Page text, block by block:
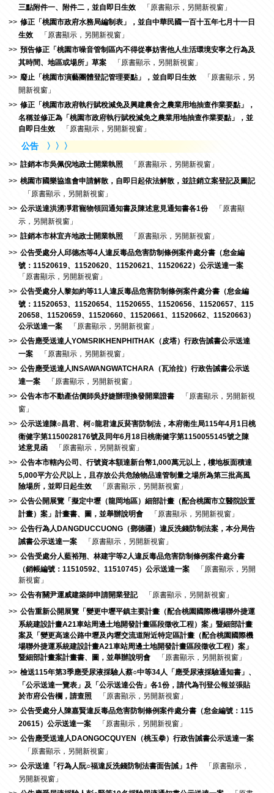
三點附件一、附件二，並自即日生效
「原書顯示，另開新視窗」
修正「桃園市政府水務局編制表」，並自中華民國一百十五年七月十一日
生效
「原書顯示，另開新視窗」
預告修正「桃園市噪音管制區內不得從事妨害他人生活環境安寧之行為及
其時間、地區或場所」草案
「原書顯示，另開新視窗」
廢止「桃園市演藝團體登記管理要點」，並自即日生效
「原書顯示，另
開新視窗」
修正「桃園市政府執行賦稅減免及興建農舍之農業用地抽查作業要點」，
名稱並修正為「桃園市政府執行賦稅減免之農業用地抽查作業要點」，並
自即日生效
「原書顯示，另開新視窗」
公告 〉〉〉
註銷本市吳佩倪地政士開業執照
「原書顯示，另開新視窗」
桃園市國樂協進會申請解散，自即日起依法解散，並註銷立案登記及圖記
「原書顯示，另開新視窗」
公示送達洪湧凈君寵物領回通知書及陳述意見通知書各1份
「原書顯
示，另開新視窗」
註銷本市林宜卉地政士開業執照
「原書顯示，另開新視窗」
公告受處分人邱德杰等4人違反毒品危害防制條例案件處分書（怠金編
號：11520619、11520620、11520621、11520622）公示送達一案
「原書顯示，另開新視窗」
公告受處分人黎如約等11人違反毒品危害防制條例案件處分書（怠金編
號：11520653、11520654、11520655、11520656、11520657、115
20658、11520659、11520660、11520661、11520662、11520663）
公示送達一案
「原書顯示，另開新視窗」
公告應受送達人YOMSRIKHENPHITHAK（皮塔）行政告誡書公示送達
一案
「原書顯示，另開新視窗」
公告應受送達人INSAWANGWATCHARA（瓦洽拉）行政告誡書公示送
達一案
「原書顯示，另開新視窗」
公告本市不動產估價師吳妤婕辦理換發開業證書
「原書顯示，另開新視
窗」
公示送達陳○昌君、柯○龍君違反菸害防制法，本府衛生局115年4月1日桃
衛健字第1150028176號及同年6月18日桃衛健字第1150055145號之陳
述意見函
「原書顯示，另開新視窗」
公告本市轄內公司、行號資本額達新台幣1,000萬元以上，樓地板面積達
5,000平方公尺以上，且存放公共危險物品達管制量之場所為第三批高風
險場所，並即日起生效
「原書顯示，另開新視窗」
公告公開展覽「擬定中壢（龍岡地區）細部計畫（配合桃園市立醫院設置
計畫）案」計畫書、圖，並舉辦說明會
「原書顯示，另開新視窗」
公告行為人DANGDUCCUONG（鄧德疆）違反洗錢防制法案，本分局告
誡書公示送達一案
「原書顯示，另開新視窗」
公告受處分人藍裕翔、林建宇等2人違反毒品危害防制條例案件處分書
（銷帳編號：11510592、11510745）公示送達一案
「原書顯示，另開
新視窗」
公告有關尹運威建築師申請開業登記
「原書顯示，另開新視窗」
公告重新公開展覽「變更中壢平鎮主要計畫（配合桃園國際機場聯外捷運
系統建設計畫A21車站周邊土地開發計畫區段徵收工程）案」暨細部計畫
案及「變更高速公路中壢及內壢交流道附近特定區計畫（配合桃園國際機
場聯外捷運系統建設計畫A21車站周邊土地開發計畫區段徵收工程）案」
暨細部計畫案計畫書、圖，並舉辦說明會
「原書顯示，另開新視窗」
檢送115年第3季應受尿液採驗人蔡○中等34人「應受尿液採驗通知書」、
「公示送達一覽表」及「公示送達公告」各1份，請代為刊登公報並張貼
於市府公告欄，請查照
「原書顯示，另開新視窗」
公告受處分人陳嘉賢違反毒品危害防制條例案件處分書（怠金編號：115
20615）公示送達一案
「原書顯示，另開新視窗」
公告應受送達人DAONGOCQUYEN（桃玉拳）行政告誡書公示送達一案
「原書顯示，另開新視窗」
公示送達「行為人阮○福違反洗錢防制法書面告誡」1件
「原書顯示，
另開新視窗」